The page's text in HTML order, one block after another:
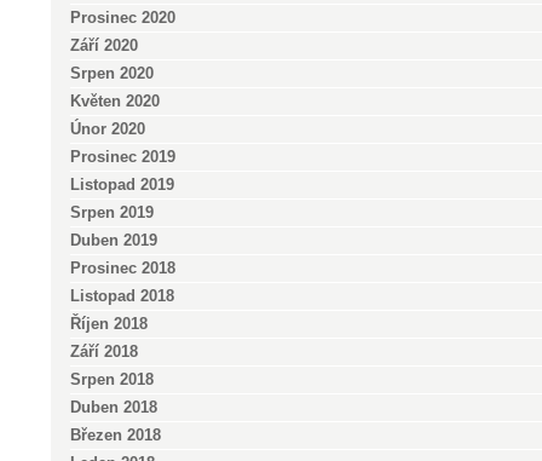
Prosinec 2020
Září 2020
Srpen 2020
Květen 2020
Únor 2020
Prosinec 2019
Listopad 2019
Srpen 2019
Duben 2019
Prosinec 2018
Listopad 2018
Říjen 2018
Září 2018
Srpen 2018
Duben 2018
Březen 2018